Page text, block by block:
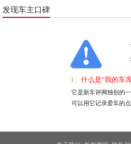
发现车主口碑
1、 什么是“我的车
它是新车评网独创的
可以用它记录爱车的点